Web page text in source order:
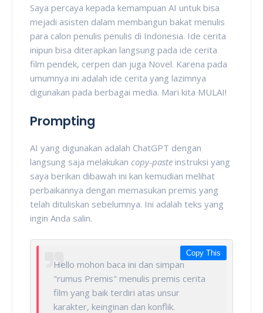
Saya percaya kepada kemampuan AI untuk bisa
mejadi asisten dalam membangun bakat menulis
para calon penulis penulis di Indonesia. Ide cerita
inipun bisa diterapkan langsung pada ide cerita
film pendek, cerpen dan juga Novel. Karena pada
umumnya ini adalah ide cerita yang lazimnya
digunakan pada berbagai media. Mari kita MULAI!
Prompting
AI yang digunakan adalah ChatGPT dengan
langsung saja melakukan copy-paste instruksi yang
saya berikan dibawah ini kan kemudian melihat
perbaikannya dengan memasukan premis yang
telah dituliskan sebelumnya. Ini adalah teks yang
ingin Anda salin.
Hello mohon baca ini dan simpan
"rumus Premis" menulis premis cerita
film yang baik terdiri atas unsur
karakter, keinginan dan konflik.
Copy This